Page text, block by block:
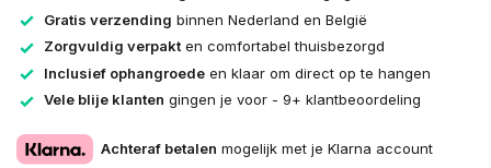
Gratis verzending binnen Nederland en België
Zorgvuldig verpakten comfortabel thuisbezorgd
Inclusief ophangroede en klaar om direct op te hangen
Vele blije klanten gingen je voor - 9+ klantbeoordeling
Achteraf betalen mogelijk met je Klarna account